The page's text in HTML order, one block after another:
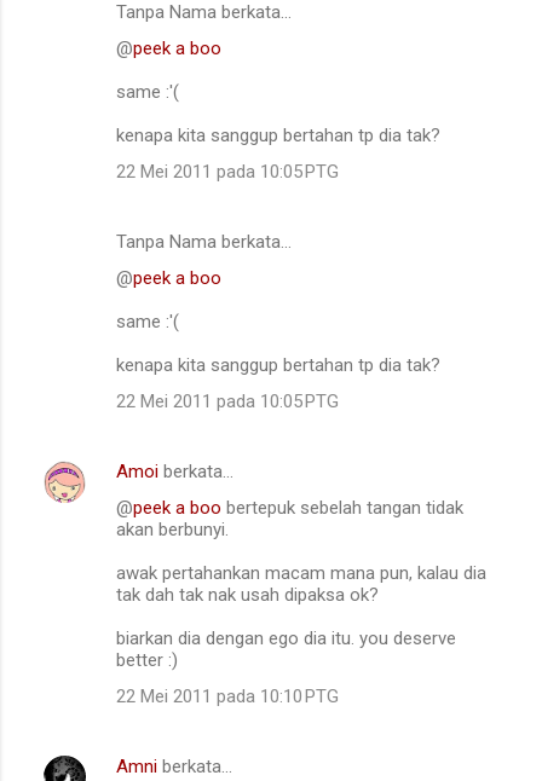
Tanpa Nama berkata…
@peek a boo
same :'(
kenapa kita sanggup bertahan tp dia tak?
22 Mei 2011 pada 10:05 PTG
Tanpa Nama berkata…
@peek a boo
same :'(
kenapa kita sanggup bertahan tp dia tak?
22 Mei 2011 pada 10:05 PTG
Amoi berkata…
@peek a boo bertepuk sebelah tangan tidak
akan berbunyi.
awak pertahankan macam mana pun, kalau dia
tak dah tak nak usah dipaksa ok?
biarkan dia dengan ego dia itu. you deserve
better :)
22 Mei 2011 pada 10:10 PTG
Amni berkata…